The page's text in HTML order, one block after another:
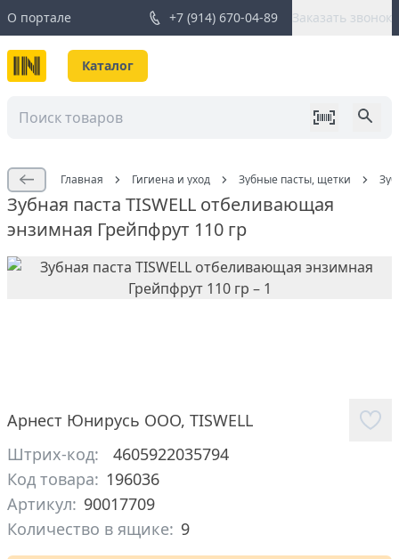
О портале +7 (914) 670-04-89 Заказать звонок
Каталог
Главная Гигиена и уход Зубные пасты, щетки
Зубная паста TISWELL отбеливающая
энзимная Грейпфрут 110 гр
Арнест Юнирусь ООО, TISWELL
Штрих-код:
4605922035794
Код товара: 196036
Артикул: 90017709
Количество в ящике: 9